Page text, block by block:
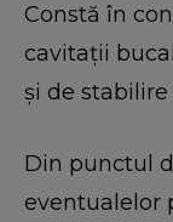
Constă în
cavitații
și de
Din punctul
eventualelor